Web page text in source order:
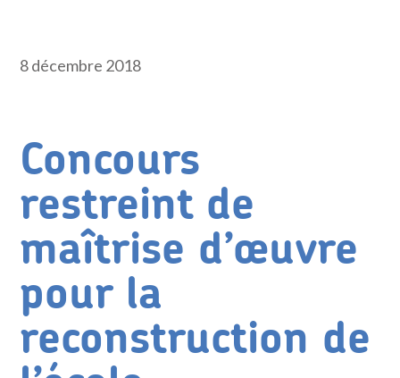
8 décembre 2018
Concours
restreint de
maîtrise d’œuvre
pour la
reconstruction de